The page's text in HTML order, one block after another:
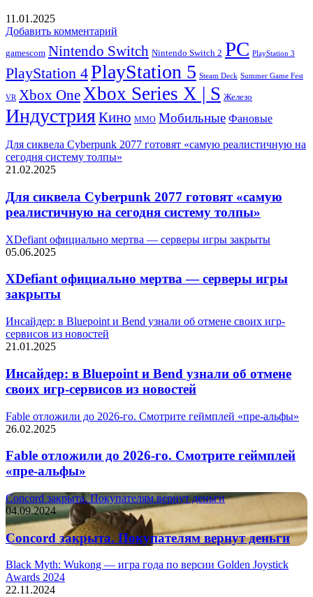
11.01.2025
Добавить комментарий
gamescom Nintendo Switch Nintendo Switch 2 PC PlayStation 3
PlayStation 4PlayStation 5 Steam Deck Summer Game Fest
VR Xbox OneXbox Series X | S Железо
ИндустрияКино ММО Мобильные Фановые
Для сиквела Cyberpunk 2077 готовят «самую реалистичную на
сегодня систему толпы»
21.02.2025
Для сиквела Cyberpunk 2077 готовят «самую
реалистичную на сегодня систему толпы»
XDefiant официально мертва — серверы игры закрыты
05.06.2025
XDefiant официально мертва — серверы игры
закрыты
Инсайдер: в Bluepoint и Bend узнали об отмене своих игр-
сервисов из новостей
21.01.2025
Инсайдер: в Bluepoint и Bend узнали об отмене
своих игр-сервисов из новостей
Fable отложили до 2026-го. Смотрите геймплей «пре-альфы»
26.02.2025
Fable отложили до 2026-го. Смотрите геймплей
«пре-альфы»
Concord закрыта. Покупателям вернут деньги
04.09.2024
Concord закрыта. Покупателям вернут деньги
Black Myth: Wukong — игра года по версии Golden Joystick
Awards 2024
22.11.2024